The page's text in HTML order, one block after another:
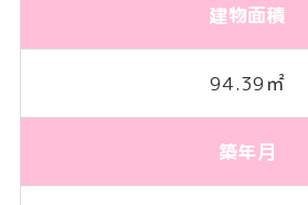
建物面積
94.39㎡
築年月